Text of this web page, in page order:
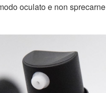
oculato e non